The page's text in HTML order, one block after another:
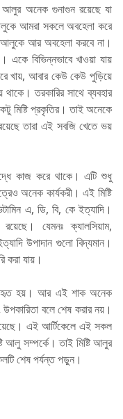
আলুর অনেক গুনাগুন রয়েছে যা
আমরা সকলে অবহেলা করে
আলুকে আর অবহেলা করবে না।
একে বিভিন্নভাবে খাওয়া যায়
খায়, আবার কেউ কেউ পুড়িয়ে
তরকারির সাথে ব্যবহার
মিষ্টি প্রকৃতির। তাই অনেকে
তারা এই সবজি খেতে ভয়
কাজ করে থাকে। এটি শুধু
অনেক কার্যকরী। এই মিষ্টি
এ, ডি, বি, কে ইত্যাদি।
যেমনঃ ক্যালসিয়াম,
উপাদান গুলো বিদ্যমান।
করা যায়।
হয়। আর এই শাক অনেক
উপকারিতা বলে শেষ করার নয়।
এই আর্টিকেলে এই সকল
আলু সম্পর্কে। তাই মিষ্টি আলুর
শেষ পর্যন্ত পড়ুন।